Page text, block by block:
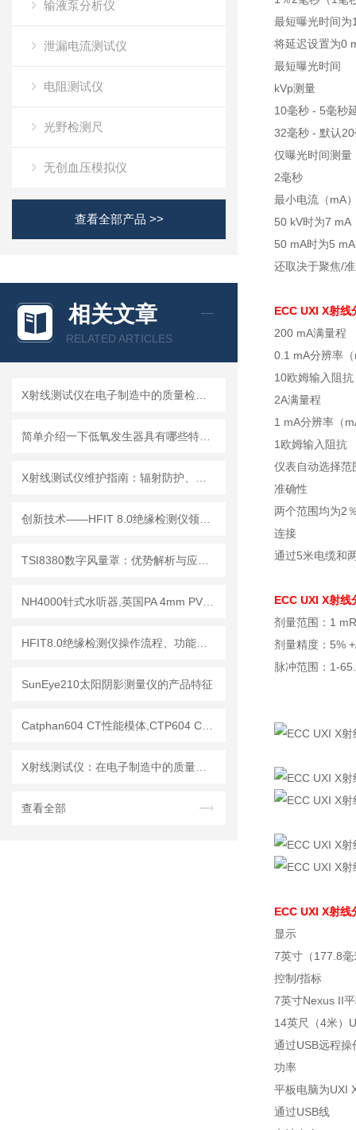
输液泵分析仪
泄漏电流测试仪
电阻测试仪
光野检测尺
无创血压模拟仪
查看全部产品 >>
相关文章
RELATED ARTICLES
SunEye210太阳阴影测量仪的产品特征
查看全部
最短曝光时间为
将延迟设置为0
最短曝光时间
kVp测量
10毫秒 - 5毫秒
32毫秒 - 默认
仅曝光时间测量
2毫秒
最小电流（mA
50 kV时为7 mA
50 mA时为5
还取决于聚焦/
ECC UXI X射
200 mA满量程
0.1 mA分辨率
10欧姆输入阻抗
2A满量程
1 mA分辨率（
1欧姆输入阻抗
仪表自动选择范
准确性
两个范围均为2
连接
通过5米电缆和
ECC UXI X射线
剂量范围：1
剂量精度：5%
脉冲范围：1-
ECC UXI X射线
显示
7英寸（177.8
控制/指标
7英寸Nexus II
14英尺（4米）
通过USB远程操
功率
平板电脑为UXI
通过USB线